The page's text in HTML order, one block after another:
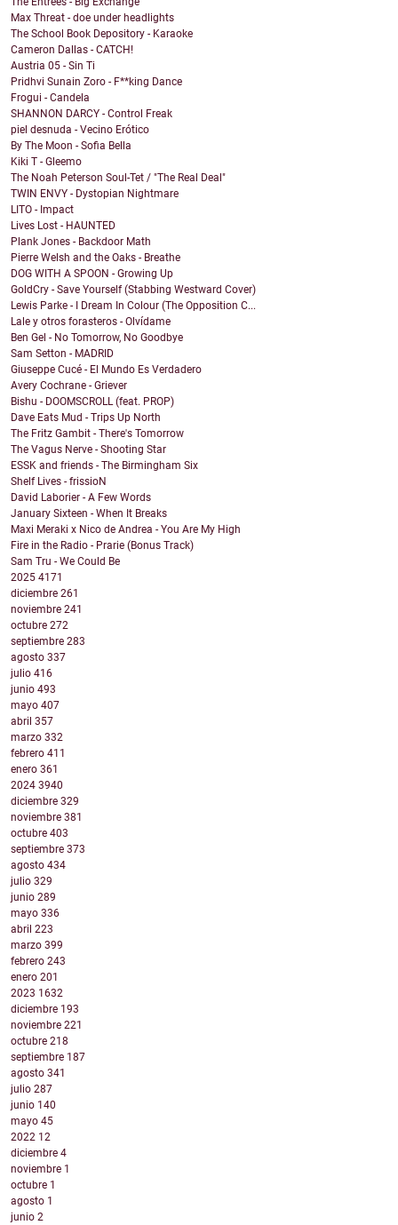
Max Threat - doe under headlights
The School Book Depository - Karaoke
Cameron Dallas - CATCH!
Austria 05 - Sin Ti
Pridhvi Sunain Zoro - F**king Dance
Frogui - Candela
SHANNON DARCY - Control Freak
piel desnuda - Vecino Erótico
By The Moon - Sofia Bella
Kiki T - Gleemo
The Noah Peterson Soul-Tet / "The Real Deal"
TWIN ENVY - Dystopian Nightmare
LITO - Impact
Lives Lost - HAUNTED
Plank Jones - Backdoor Math
Pierre Welsh and the Oaks - Breathe
DOG WITH A SPOON - Growing Up
GoldCry - Save Yourself (Stabbing Westward Cover)
Lewis Parke - I Dream In Colour (The Opposition C...
Lale y otros forasteros - Olvídame
Ben Gel - No Tomorrow, No Goodbye
Sam Setton - MADRID
Giuseppe Cucé - El Mundo Es Verdadero
Avery Cochrane - Griever
Bishu - DOOMSCROLL (feat. PROP)
Dave Eats Mud - Trips Up North
The Fritz Gambit - There's Tomorrow
The Vagus Nerve - Shooting Star
ESSK and friends - The Birmingham Six
Shelf Lives - frissioN
David Laborier - A Few Words
January Sixteen - When It Breaks
Maxi Meraki x Nico de Andrea - You Are My High
Fire in the Radio - Prarie (Bonus Track)
Sam Tru - We Could Be
2025 4171
diciembre 261
noviembre 241
octubre 272
septiembre 283
agosto 337
julio 416
junio 493
mayo 407
abril 357
marzo 332
febrero 411
enero 361
2024 3940
diciembre 329
noviembre 381
octubre 403
septiembre 373
agosto 434
julio 329
junio 289
mayo 336
abril 223
marzo 399
febrero 243
enero 201
2023 1632
diciembre 193
noviembre 221
octubre 218
septiembre 187
agosto 341
julio 287
junio 140
mayo 45
2022 12
diciembre 4
noviembre 1
octubre 1
agosto 1
junio 2